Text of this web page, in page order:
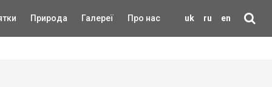
uk ru en
Природа Галереї Про нас